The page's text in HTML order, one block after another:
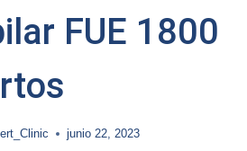
FUE 1800
junio 22, 2023